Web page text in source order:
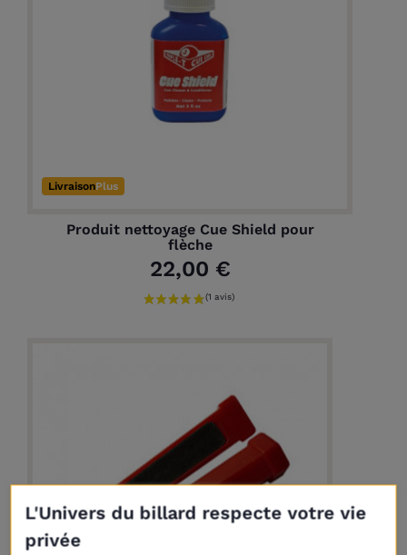
LivraisonPlus
Produit nettoyage Cue Shield pour
flèche
22,00 €
L'Univers du billard respecte votre vie
privée